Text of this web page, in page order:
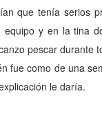
que tenía serios
y en la tina
pescar durante
fue como de una
le daría.